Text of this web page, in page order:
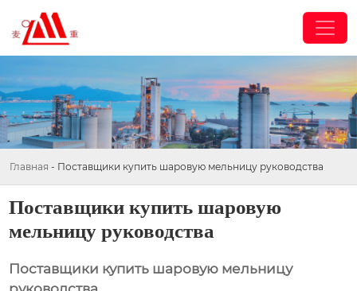
Главная - Поставщики купить шаровую мельницу руководства
Поставщики купить шаровую
мельницу руководства
Поставщики купить шаровую мельницу